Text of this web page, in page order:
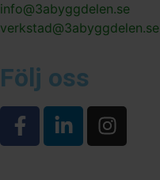
info@3abyggdelen.se
verkstad@3abyggdelen.se
Följ oss